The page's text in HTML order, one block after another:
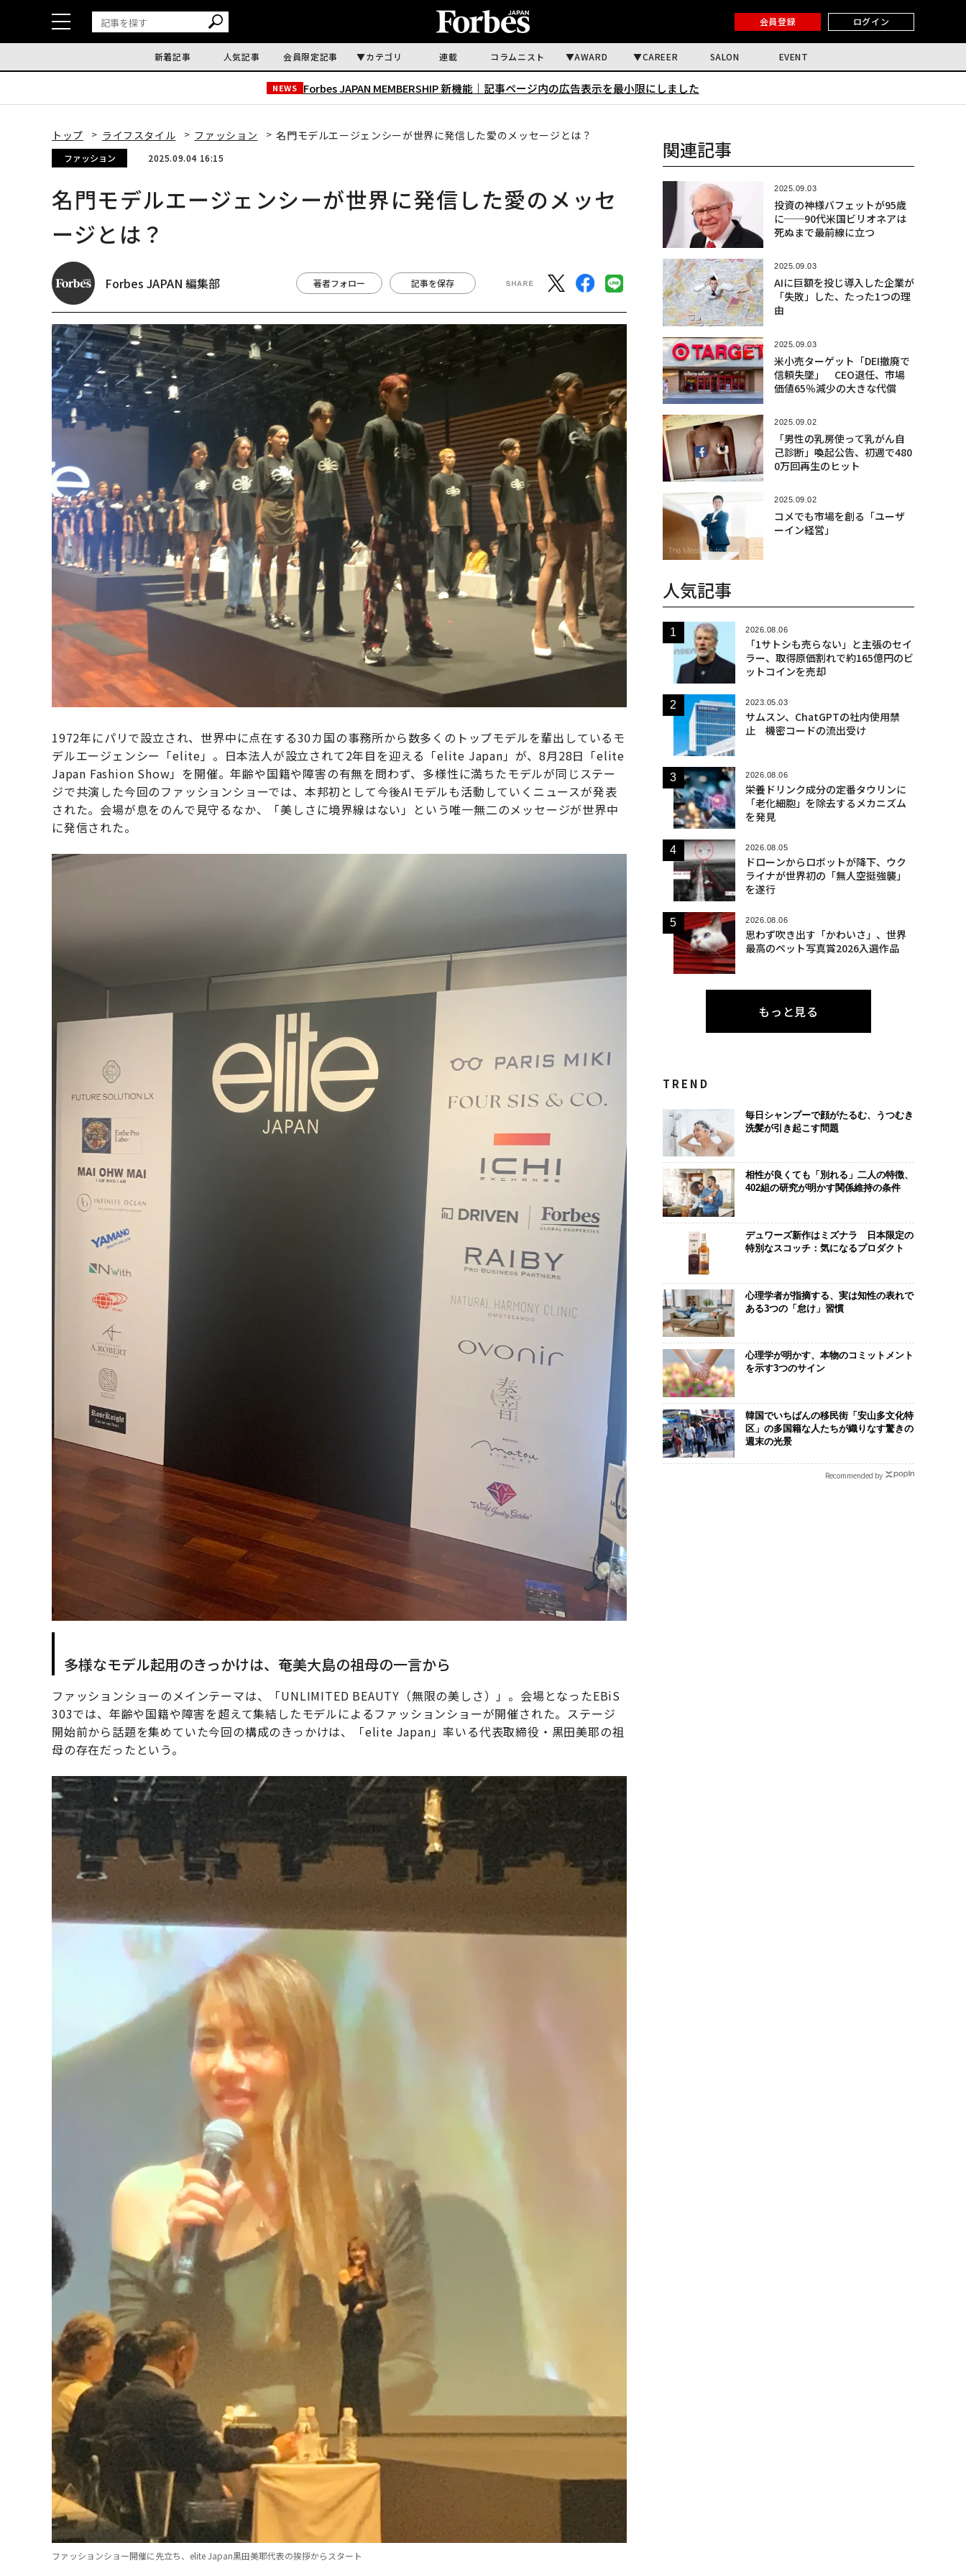
会員登録 ログイン
新着記事 人気記事 会員限定記事 カテゴリ 連載 コラムニスト AWARD CAREER SALON EVENT
NEWS Forbes JAPAN MEMBERSHIP 新機能｜ 記事ページ内の広告表示を最小限にしました
トップ ライフスタイル ファッション 名門モデルエージェンシーが世界に発信した愛のメッセージとは？
ファッション 2025.09.04 16:15
名門モデルエージェンシーが世界に発信した愛のメッセ
ージとは？
Forbes JAPAN 編集部 著者フォロー 記事を保存
1972年にパリで設立され、世界中に点在する30カ国の事務所から数多くのトップモデルを輩出しているモ
デルエージェンシー「elite」。日本法人が設立されて2年目を迎える「elite Japan」が、8月28日「elite
Japan Fashion Show」を開催。年齢や国籍や障害の有無を問わず、多様性に満ちたモデルが同じステー
ジで共演した今回のファッションショーでは、本邦初として今後AIモデルも活動していくニュースが発表
された。会場が息をのんで見守るなか、「美しさに境界線はない」という唯一無二のメッセージが世界中
に発信された。
多様なモデル起用のきっかけは、奄美大島の祖母の一言から
ファッションショーのメインテーマは、「UNLIMITED BEAUTY（無限の美しさ）」。会場となったEBiS
303では、年齢や国籍や障害を超えて集結したモデルによるファッションショーが開催された。ステージ
開始前から話題を集めていた今回の構成のきっかけは、「elite Japan」率いる代表取締役・黒田美耶の祖
母の存在だったという。
ファッションショー開催に先立ち、elite Japan黒田美耶代表の挨拶からスタート
関連記事
2025.09.03
投資の神様バフェットが95歳
に──90代米国ビリオネアは
死ぬまで最前線に立つ
2025.09.03
AIに巨額を投じ導入した企業が
「失敗」した、たった1つの理
由
2025.09.03
米小売ターゲット「DEI撤廃で
信頼失墜」 CEO退任、市場
価値65％減少の大きな代償
2025.09.02
「男性の乳房使って乳がん自
己診断」喚起公告、初週で480
0万回再生のヒット
2025.09.02
コメでも市場を創る「ユーザ
ーイン経営」
人気記事
2026.08.06
「1サトシも売らない」と主張のセイ
ラー、取得原価割れで約165億円のビ
ットコインを売却
2023.05.03
サムスン、ChatGPTの社内使用禁
止 機密コードの流出受け
2026.08.06
栄養ドリンク成分の定番タウリンに
「老化細胞」を除去するメカニズム
を発見
2026.08.05
ドローンからロボットが降下、ウク
ライナが世界初の「無人空挺強襲」
を遂行
2026.08.06
思わず吹き出す「かわいさ」、世界
最高のペット写真賞2026入選作品
もっと見る
TREND
毎日シャンプーで顔がたるむ、うつむき
洗髪が引き起こす問題
相性が良くても「別れる」二人の特徴、
402組の研究が明かす関係維持の条件
デュワーズ新作はミズナラ 日本限定の
特別なスコッチ：気になるプロダクト
心理学者が指摘する、実は知性の表れで
ある3つの「怠け」習慣
心理学が明かす、本物のコミットメント
を示す3つのサイン
韓国でいちばんの移民街「安山多文化特
区」の多国籍な人たちが織りなす驚きの
週末の光景
Recommended by